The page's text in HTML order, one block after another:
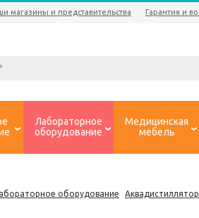
магазины и представительства Гарантия и
Лабораторное
оборудование
Медицинская
мебель
оборудование